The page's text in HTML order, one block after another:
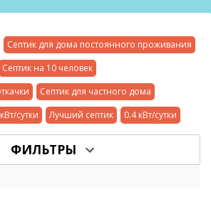
Септик для дома постоянного проживания
Септик на 10 человек
Септик для частного дома
сутки Лучший септик 0.4 кВт/сутки
ФИЛЬТРЫ